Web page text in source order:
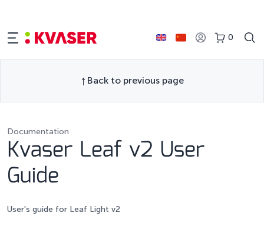
0
Back to previous page
Documentation
Kvaser Leaf v2 User
Guide
User's guide for Leaf Light v2